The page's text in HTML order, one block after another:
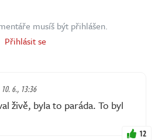
musíš být přihlášen.
Přihlásit se
6., 13:36
živě, byla to paráda. To byl
12